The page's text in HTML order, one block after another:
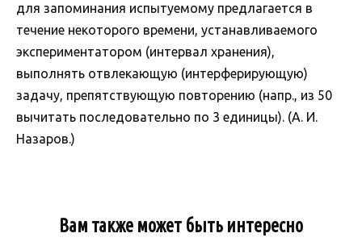
для запоминания испытуемому предлагается в
течение некоторого времени, устанавливаемого
экспериментатором (интервал хранения),
выполнять отвлекающую (интерферирующую)
задачу, препятствующую повторению (напр., из 50
вычитать последовательно по 3 единицы). (А. И.
Назаров.)
Вам также может быть интересно